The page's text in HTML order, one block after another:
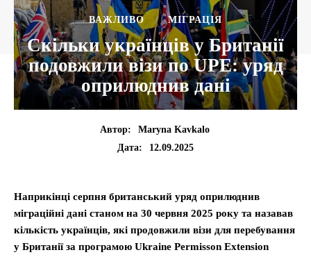
ВАЖЛИВО МІГРАЦІЯ
Скільки українців у Британії
подовжили візи по UPE: уряд
оприлюднив дані
Автор:
Maryna Kavkalo
Дата:
12.09.2025
Наприкінці серпня британський уряд оприлюднив
міграційні дані станом на 30 червня 2025 року та назавав
кількість українців, які продовжили візи для перебування
у Британії за програмою Ukraine Permisson Extension